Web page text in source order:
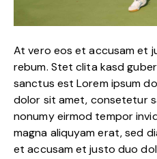
At vero eos et accusam et
rebum. Stet clita kasd
sanctus est Lorem ipsum
dolor sit amet, consetetur
nonumy eirmod tempor
magna aliquyam erat, sed
et accusam et justo duo